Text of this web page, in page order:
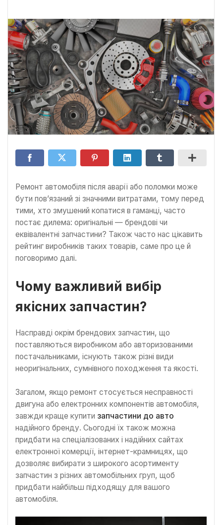
Ремонт автомобіля після аварії або поломки може
бути пов’язаний зі значними витратами, тому перед
тими, хто змушений копатися в гаманці, часто
постає дилема: оригінальні — брендові чи
еквівалентні запчастини? Також часто нас цікавить
рейтинг виробників таких товарів, саме про це й
поговоримо далі.
Чому важливий вибір
якісних запчастин?
Насправді окрім брендових запчастин, що
поставляються виробником або авторизованими
постачальниками, існують також різні види
неоригінальних, сумнівного походження та якості.
Загалом, якщо ремонт стосується несправності
двигуна або електронних компонентів автомобіля,
завжди краще купити запчастини до авто
надійного бренду. Сьогодні їх також можна
придбати на спеціалізованих і надійних сайтах
електронної комерції, інтернет-крамницях, що
дозволяє вибирати з широкого асортименту
запчастин з різних автомобільних груп, щоб
придбати найбільш підходящу для вашого
автомобіля.